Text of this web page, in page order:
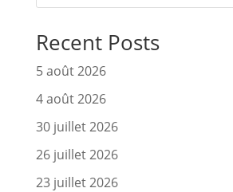
Recent Posts
5 août 2026
4 août 2026
30 juillet 2026
26 juillet 2026
23 juillet 2026